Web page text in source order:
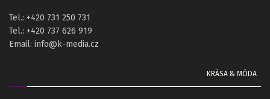
Tel.: +420 731 250 731
Tel.: +420 737 626 919
Email: info@k-media.cz
KRÁSA & MÓDA